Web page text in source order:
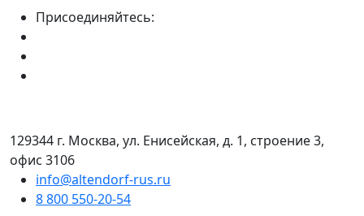
Присоединяйтесь:
129344 г. Москва, ул. Енисейская, д. 1, строение 3,
офис 3106
info@altendorf-rus.ru
8 800 550-20-54